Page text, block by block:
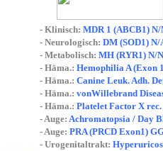
- Klinisch: MDR 1 (ABCB1)
- Neurologisch: DM (SOD1)
- Metabolisch: MH (RYR1) N/
- Häma.: Hemophilia A (Exon
- Häma.: Canine Leuk. Adh.
- Häma.: vonWillebrand
- Häma.: Platelet Factor X
- Auge: Achromatopsia / Day
- Auge: PRA (PRCD Exon1)
- Urogenitaltrakt: